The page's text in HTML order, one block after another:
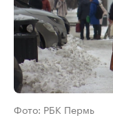
Фото: РБК Пермь